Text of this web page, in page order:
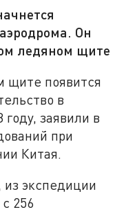
Он
ледяном щите
щите появится
в
заявили в
при
Китая.
из экспедиции
256